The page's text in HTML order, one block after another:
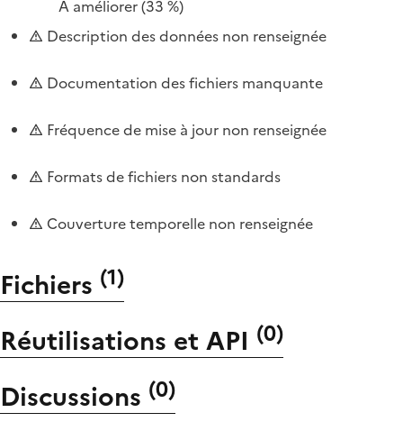
À améliorer(33 %)
Description des données non renseignée
Documentation des fichiers manquante
Fréquence de mise à jour non renseignée
Formats de fichiers non standards
Couverture temporelle non renseignée
Fichiers (1)
Réutilisations et API (0)
Discussions (0)